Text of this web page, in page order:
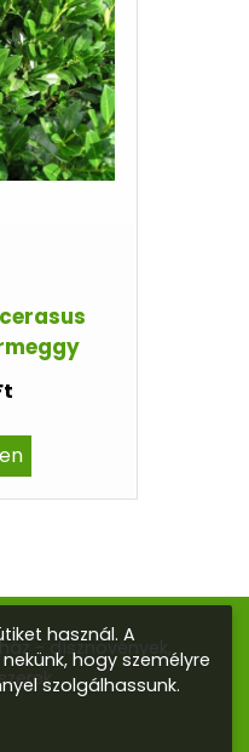
- dísznövények,
használ. A
hogy személyre
szolgálhassunk.